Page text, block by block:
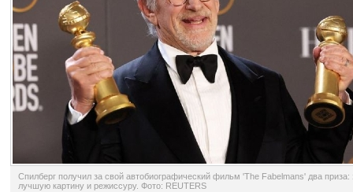
Спилберг получил за свой автобиографический фильм 'The Fabelmans' два приза:
лучшую картину и режиссуру. Фото: REUTERS